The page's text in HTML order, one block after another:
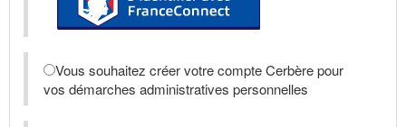
Vous souhaitez créer votre compte Cerbère pour
vos démarches administratives personnelles